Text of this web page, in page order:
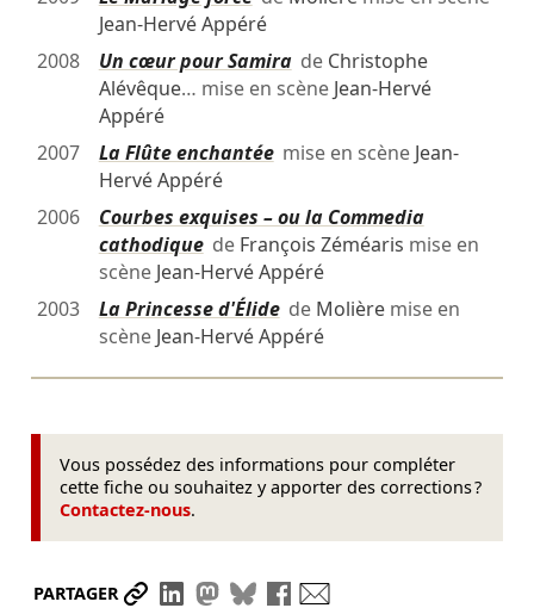
Jean-Hervé Appéré
2008
Un cœur pour Samirade Christophe
Alévêque… mise en scène Jean-Hervé
Appéré
2007
La Flûte enchantéemise en scène Jean-
Hervé Appéré
2006
Courbes exquises – ou la Commedia
cathodiquede François Zéméaris mise en
scène Jean-Hervé Appéré
2003
La Princesse d'Élidede Molièremise en
scène Jean-Hervé Appéré
Vous possédez des informations pour compléter
cette fiche ou souhaitez y apporter des corrections ?
Contactez-nous.
PARTAGER Partager le lien
Partager sur LinkedIn
Partager sur Mastodon
Partager sur Bluesky
Partager sur Facebook